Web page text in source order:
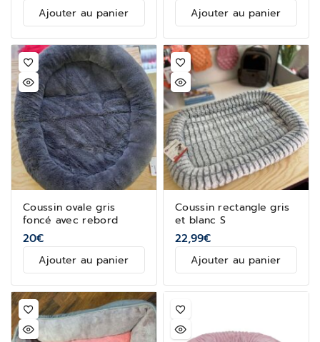
Ajouter au panier Ajouter au panier
Coussin ovale gris
foncé avec rebord
20€
Ajouter au panier
Coussin rectangle gris
et blanc S
22,99€
Ajouter au panier